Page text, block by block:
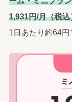
1,931円/月（税込
1日あたり約64円